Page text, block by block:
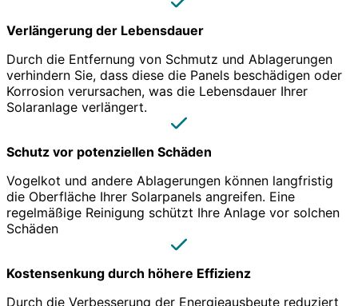
Verlängerung der Lebensdauer
Durch die Entfernung von Schmutz und Ablagerungen
verhindern Sie, dass diese die Panels beschädigen oder
Korrosion verursachen, was die Lebensdauer Ihrer
Solaranlage verlängert.
Schutz vor potenziellen Schäden
Vogelkot und andere Ablagerungen können langfristig
die Oberfläche Ihrer Solarpanels angreifen. Eine
regelmäßige Reinigung schützt Ihre Anlage vor solchen
Schäden
Kostensenkung durch höhere Effizienz
Durch die Verbesserung der Energieausbeute reduziert